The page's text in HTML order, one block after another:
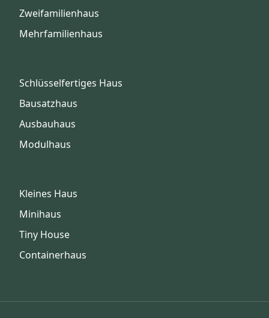
Zweifamilienhaus
Mehrfamilienhaus
Schlüsselfertiges Haus
Bausatzhaus
Ausbauhaus
Modulhaus
Kleines Haus
Minihaus
Tiny House
Containerhaus